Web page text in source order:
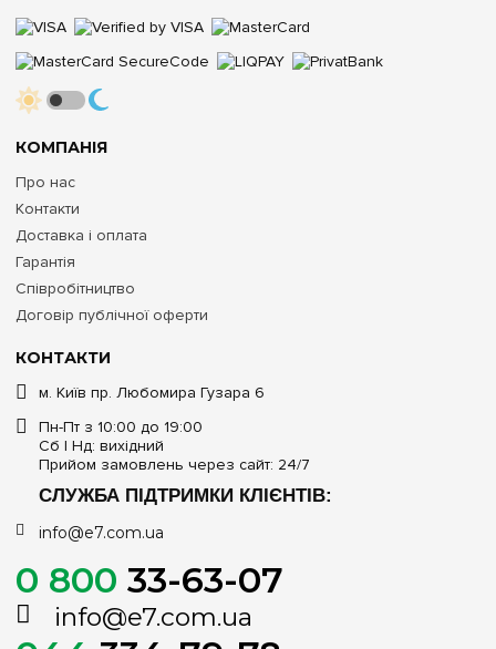
КОНТАКТИ
м. Київ пр. Любомира Гузара 6
Пн-Пт з 10:00 до 19:00
Сб | Нд: вихідний
Прийом замовлень через сайт: 24/7
СЛУЖБА ПІДТРИМКИ КЛІЄНТІВ:
info@e7.com.ua
0 800 33-63-07
info@e7.com.ua
КОМПАНІЯ
Про нас
Контакти
Доставка і оплата
Гарантія
Співробітництво
Договір публічної оферти